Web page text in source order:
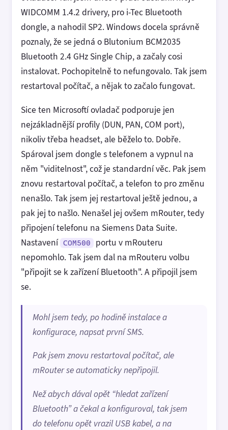
WIDCOMM 1.4.2 drivery, pro i-Tec Bluetooth
dongle, a nahodil SP2. Windows docela správně
poznaly, že se jedná o Blutonium BCM2035
Bluetooth 2.4 GHz Single Chip, a začaly cosi
instalovat. Pochopitelně to nefungovalo. Tak jsem
restartoval počítač, a nějak to začalo fungovat.
Sice ten Microsoftí ovladač podporuje jen
nejzákladnější profily (DUN, PAN, COM port),
nikoliv třeba headset, ale běželo to. Dobře.
Spároval jsem dongle s telefonem a vypnul na
něm "viditelnost", což je standardní věc. Pak jsem
znovu restartoval počítač, a telefon to pro změnu
nenašlo. Tak jsem jej restartoval ještě jednou, a
pak jej to našlo. Nenašel jej ovšem mRouter, tedy
připojení telefonu na Siemens Data Suite.
Nastavení COM500
portu v mRouteru
nepomohlo. Tak jsem dal na mRouteru volbu
"připojit se k zařízení Bluetooth". A připojil jsem
se.
Mohl jsem tedy, po hodině instalace a
konfigurace, napsat první SMS.
Pak jsem znovu restartoval počítač, ale
mRouter se automaticky nepřipojil.
Než abych dával opět “hledat zařízení
Bluetooth” a čekal a konfiguroval, tak jsem
do telefonu opět vrazil USB kabel, a na